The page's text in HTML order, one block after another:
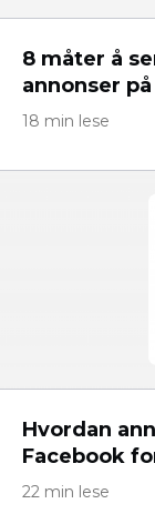
8 måter å
annonser på
18 min lese
Hvordan
Facebook
22 min lese